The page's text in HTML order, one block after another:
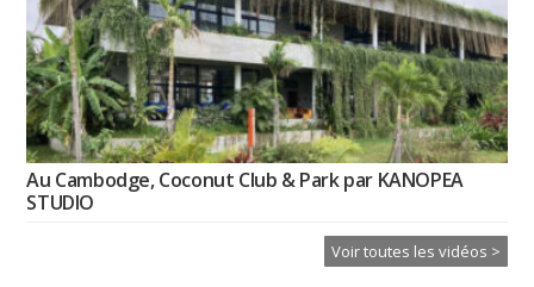
Au Cambodge, Coconut Club & Park par KANOPEA
STUDIO
Voir toutes les vidéos >